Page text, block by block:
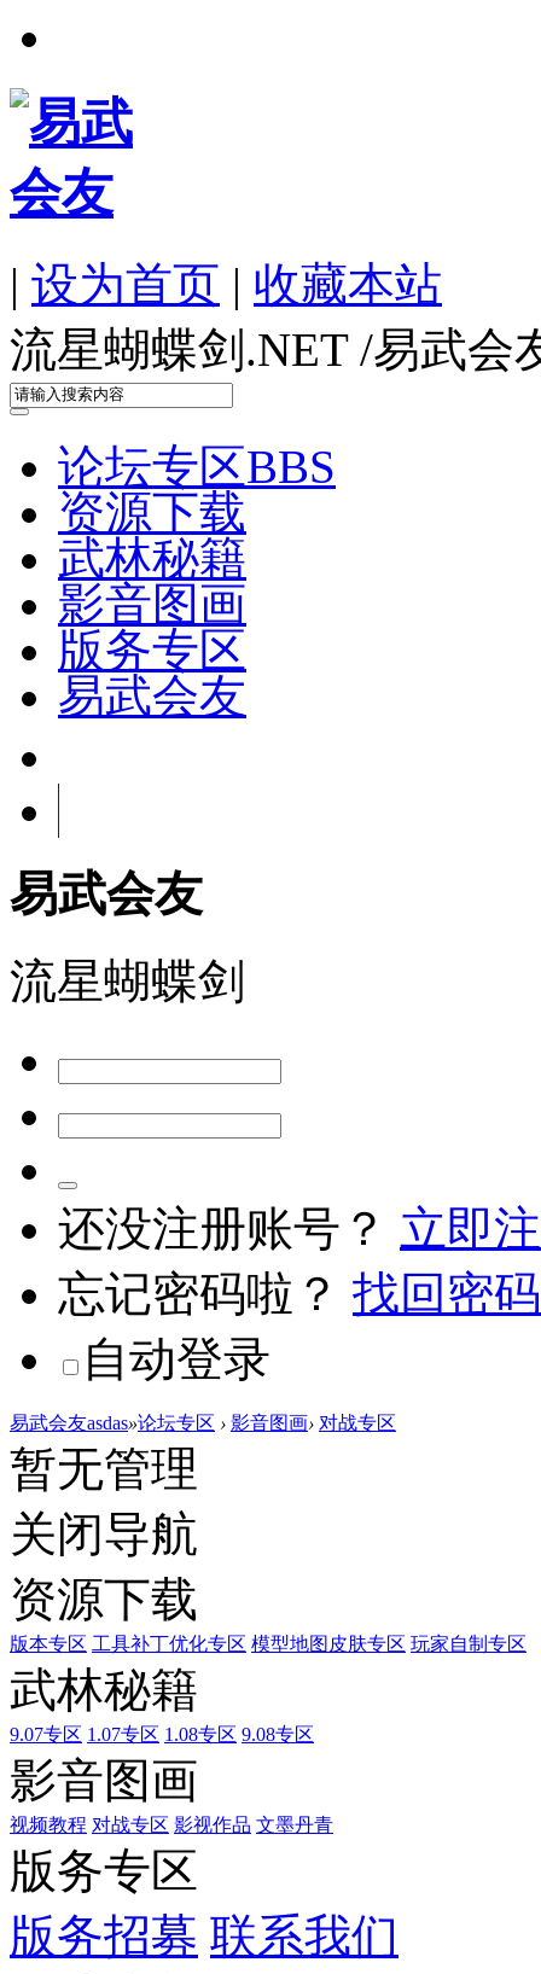
| 设为首页 | 收藏本站
流星蝴蝶剑.NET /易武会
论坛专区BBS
资源下载
武林秘籍
影音图画
版务专区
易武会友
易武会友
流星蝴蝶剑
还没注册账号？ 立即
忘记密码啦？ 找回密码
自动登录
易武会友asdas»论坛专区 › 影音图画› 对战专区
暂无管理
关闭导航
资源下载
版本专区 工具补丁优化专区 模型地图皮肤专区 玩家自制专区
武林秘籍
9.07专区 1.07专区 1.08专区 9.08专区
影音图画
视频教程 对战专区 影视作品 文墨丹青
版务专区
版务招募 联系我们